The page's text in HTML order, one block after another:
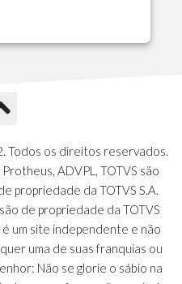
Porte
Todos os direitos reservados.
ADVPL, TOTVS são
propriedade da TOTVS S.A.
de propriedade da TOTVS
um site independente e não
uma de suas franquias ou
Não se glorie o sábio na